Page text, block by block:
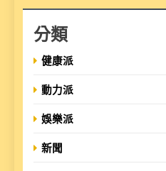
分類
健康派
動力派
娛樂派
新聞